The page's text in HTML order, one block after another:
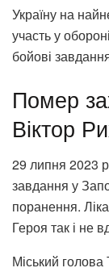
Україну на
участь у
бойові
Помер
Віктор
29 липня 2023
завдання у
поранення.
Героя так і не
Міський